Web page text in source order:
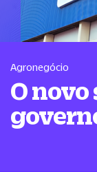
Agronegócio
O novo